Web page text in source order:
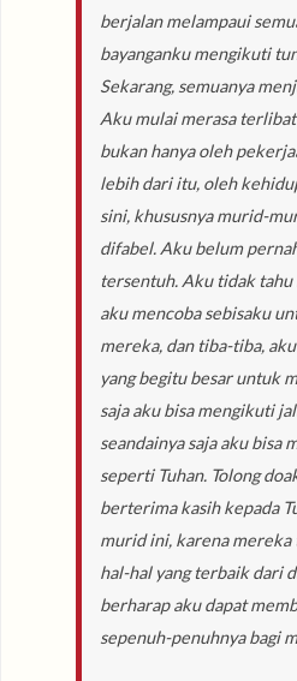
berjalan melampaui
bayanganku mengikuti
Sekarang, semuanya
Aku mulai merasa
bukan hanya oleh
lebih dari itu, oleh
sini, khususnya murid-
difabel. Aku belum
tersentuh. Aku tidak tahu
aku mencoba sebisaku
mereka, dan tiba-tiba,
yang begitu besar untuk
saja aku bisa mengikuti
seandainya saja aku bisa
seperti Tuhan. Tolong
berterima kasih kepada
murid ini, karena
hal-hal yang terbaik dari
berharap aku dapat
sepenuh-penuhnya bagi